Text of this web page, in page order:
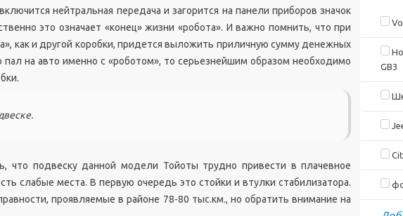
нейтральная передача и загорится на панели приборов значок
это означает «конец» жизни «робота». И важно помнить, что при
как и другой коробки, придется выложить приличную сумму денежных
на авто именно с «роботом», то серьезнейшим образом необходимо
что подвеску данной модели Тойоты трудно привести в плачевное
слабые места. В первую очередь это стойки и втулки стабилизатора.
проявляемые в районе 78-80 тыс.км., но обратить внимание на
GB3